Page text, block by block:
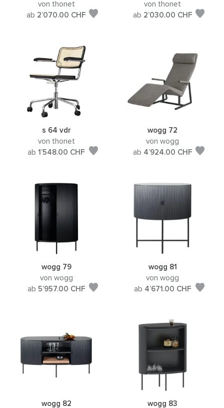
von thonet
ab 2’070.00 CHF
von thonet
ab 2’030.00 CHF
s 64 vdr
von thonet
ab 1’548.00 CHF
wogg 72
von wogg
ab 4’924.00 CHF
wogg 79
von wogg
ab 5’957.00 CHF
wogg 81
von wogg
ab 4’671.00 CHF
wogg 82
wogg 83